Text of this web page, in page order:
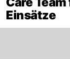
Einsätze